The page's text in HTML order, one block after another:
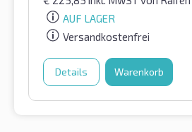
AUF LAGER
Versandkostenfrei
Details Warenkorb